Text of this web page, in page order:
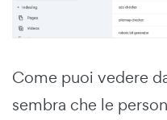
Come puoi vedere
sembra che le